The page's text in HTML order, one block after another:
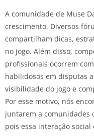
A comunidade de Muse
crescimento. Diversos
compartilham dicas,
no jogo. Além disso,
profissionais ocorrem
habilidosos em disputas
visibilidade do jogo e
Por esse motivo, nós
juntarem a comunidades
pois essa interação